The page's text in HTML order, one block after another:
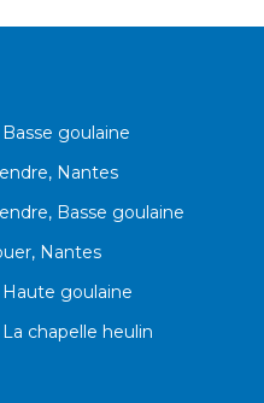
goulaine
Nantes
Basse goulaine
Nantes
goulaine
chapelle heulin